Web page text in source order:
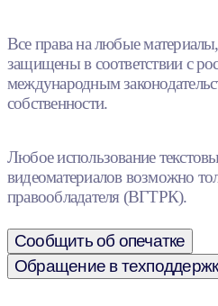
Все права на любые
защищены в соответствии с
международным
собственности.
Любое использование
видеоматериалов возможно
правообладателя (ВГТРК).
Сообщить об опечатке
Обращение в